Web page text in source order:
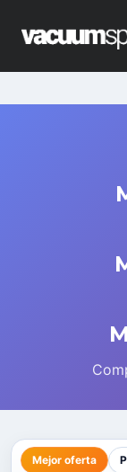
contenido
Mejor oferta